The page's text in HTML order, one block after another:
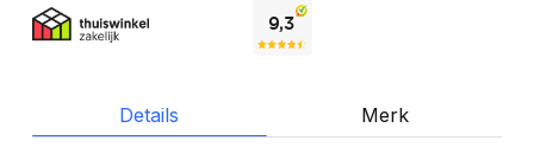
Details Merk